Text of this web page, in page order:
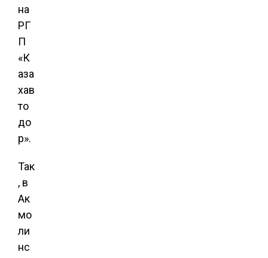
на
РГ
П
«К
аза
хав
то
до
р».
Так
, в
Ак
мо
ли
нс